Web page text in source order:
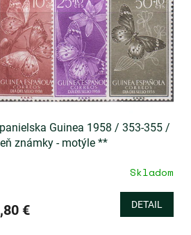
Guinea 1958 / 353-355 /
známky - motýle **
Skladom
€ DETAIL